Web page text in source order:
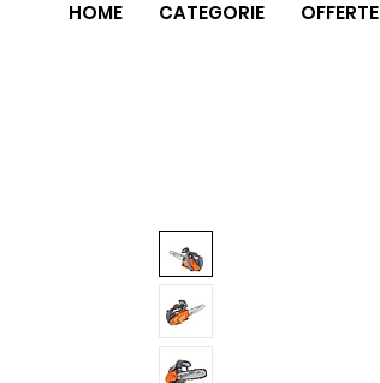
HOME CATEGORIE OFFERTE